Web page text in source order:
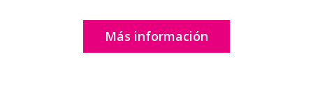
Más información